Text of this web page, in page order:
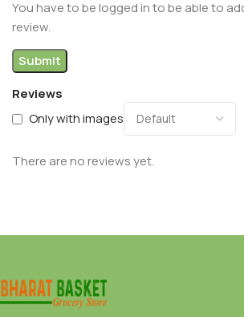
Reviews
Only with images
There are no reviews yet.
You have to be logged in to be able to
review.